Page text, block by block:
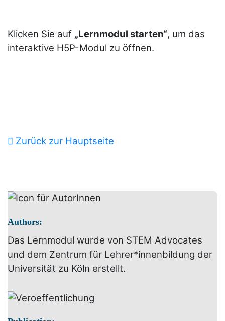
Klicken Sie auf „Lernmodul starten“, um das
interaktive H5P-Modul zu öffnen.
Zurück zur Hauptseite
Authors:
Das Lernmodul wurde von STEM Advocates
und dem Zentrum für Lehrer*innenbildung der
Universität zu Köln erstellt.